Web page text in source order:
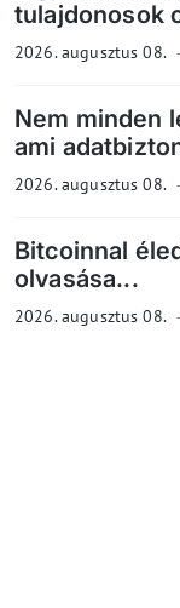
tulajdonosok
2026. augusztus 08.
Nem minden
ami
2026. augusztus 08.
Bitcoinnal
olvasása...
2026. augusztus 08.